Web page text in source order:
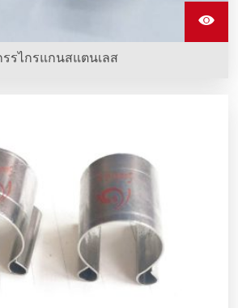
รรไกรแกนสแตนเลส